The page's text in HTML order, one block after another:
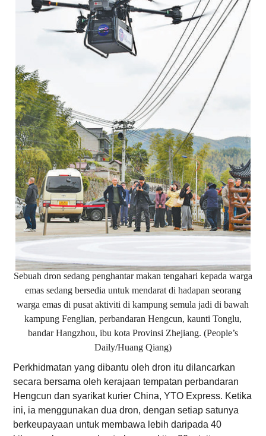
Sebuah dron sedang penghantar makan tengahari kepada warga
emas sedang bersedia untuk mendarat di hadapan seorang
warga emas di pusat aktiviti di kampung semula jadi di bawah
kampung Fenglian, perbandaran Hengcun, kaunti Tonglu,
bandar Hangzhou, ibu kota Provinsi Zhejiang. (People’s
Daily/Huang Qiang)
Perkhidmatan yang dibantu oleh dron itu dilancarkan
secara bersama oleh kerajaan tempatan perbandaran
Hengcun dan syarikat kurier China, YTO Express. Ketika
ini, ia menggunakan dua dron, dengan setiap satunya
berkeupayaan untuk membawa lebih daripada 40